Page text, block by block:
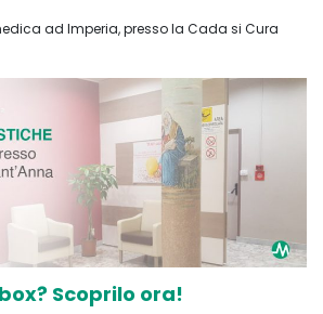
ad Imperia, presso la Cada si Cura
Scoprilo ora!